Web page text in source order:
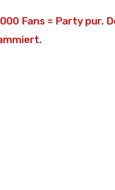
Fans = Party pur.